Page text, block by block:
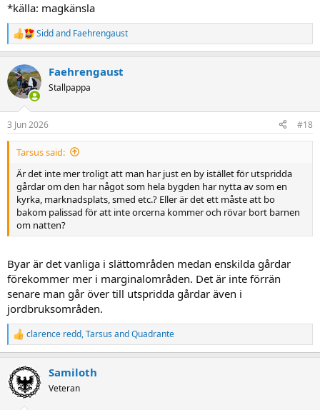
*källa: magkänsla
R
e
c
t
i
s
:
Siddand Faehrengaust
Faehrengaust
Stallpappa
3 Jun 2026 #18
Tarsus said:
Är det inte mer troligt att man har just en by istället för utspridda
gårdar om den har något som hela bygden har nytta av som en
kyrka, marknadsplats, smed etc.? Eller är det ett måste att bo
bakom palissad för att inte orcerna kommer och rövar bort barnen
om natten?
Byar är det vanliga i slättområden medan enskilda gårdar
förekommer mer i marginalområden. Det är inte förrän
senare man går över till utspridda gårdar även i
jordbruksområden.
R
e
c
t
i
clarence redd,Tarsus andQuadrante
Samiloth
Veteran